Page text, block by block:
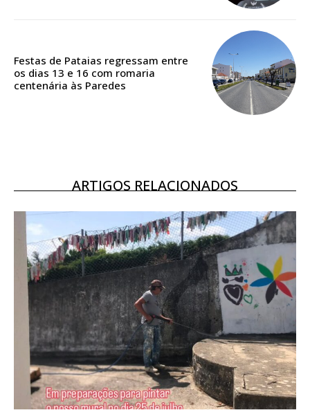
16€
12 meses
Ofertas para assinatura anual
Escolha o plano
Festas de Pataias regressam entre
os dias 13 e 16 com romaria
centenária às Paredes
ARTIGOS RELACIONADOS